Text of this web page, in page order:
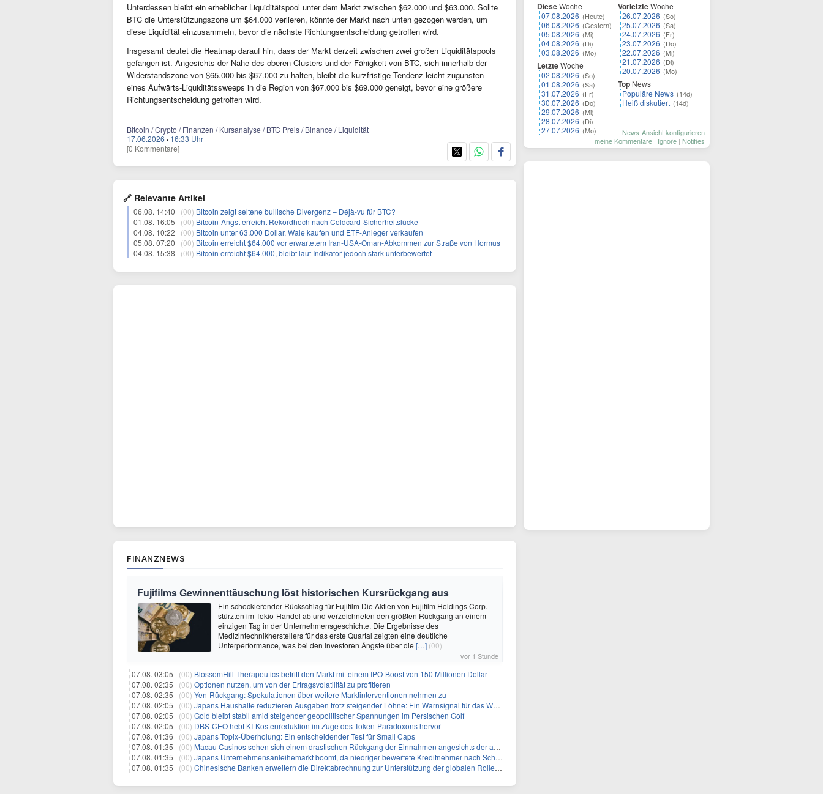
Unterdessen bleibt ein erheblicher Liquiditätspool unter dem Markt zwischen $62.000 und $63.000. Sollte
BTC die Unterstützungszone um $64.000 verlieren, könnte der Markt nach unten gezogen werden, um
diese Liquidität einzusammeln, bevor die nächste Richtungsentscheidung getroffen wird.
Insgesamt deutet die Heatmap darauf hin, dass der Markt derzeit zwischen zwei großen Liquiditätspools
gefangen ist. Angesichts der Nähe des oberen Clusters und der Fähigkeit von BTC, sich innerhalb der
Widerstandszone von $65.000 bis $67.000 zu halten, bleibt die kurzfristige Tendenz leicht zugunsten
eines Aufwärts-Liquiditätssweeps in die Region von $67.000 bis $69.000 geneigt, bevor eine größere
Richtungsentscheidung getroffen wird.
Bitcoin / Crypto / Finanzen / Kursanalyse / BTC Preis / Binance / Liquidität
17.06.2026 · 16:33 Uhr
[0 Kommentare]
🔗 Relevante Artikel
06.08. 14:40 | (00) Bitcoin zeigt seltene bullische Divergenz – Déjà-vu für BTC?
01.08. 16:05 | (00) Bitcoin-Angst erreicht Rekordhoch nach Coldcard-Sicherheitslücke
04.08. 10:22 | (00) Bitcoin unter 63.000 Dollar, Wale kaufen und ETF-Anleger verkaufen
05.08. 07:20 | (00) Bitcoin erreicht $64.000 vor erwartetem Iran-USA-Oman-Abkommen zur Straße von Hormus
04.08. 15:38 | (00) Bitcoin erreicht $64.000, bleibt laut Indikator jedoch stark unterbewertet
FINANZNEWS
Fujifilms Gewinnenttäuschung löst historischen Kursrückgang aus
Ein schockierender Rückschlag für Fujifilm Die Aktien von Fujifilm Holdings Corp.
stürzten im Tokio-Handel ab und verzeichneten den größten Rückgang an einem
einzigen Tag in der Unternehmensgeschichte. Die Ergebnisse des
Medizintechnikherstellers für das erste Quartal zeigten eine deutliche
Unterperformance, was bei den Investoren Ängste über die […] (00)
vor 1 Stunde
07.08. 03:05 | (00) BlossomHill Therapeutics betritt den Markt mit einem IPO-Boost von 150 Millionen Dollar
07.08. 02:35 | (00) Optionen nutzen, um von der Ertragsvolatilität zu profitieren
07.08. 02:35 | (00) Yen-Rückgang: Spekulationen über weitere Marktinterventionen nehmen zu
07.08. 02:05 | (00) Japans Haushalte reduzieren Ausgaben trotz steigender Löhne: Ein Warnsignal für das Wachstum
07.08. 02:05 | (00) Gold bleibt stabil amid steigender geopolitischer Spannungen im Persischen Golf
07.08. 02:05 | (00) DBS-CEO hebt KI-Kostenreduktion im Zuge des Token-Paradoxons hervor
07.08. 01:36 | (00) Japans Topix-Überholung: Ein entscheidender Test für Small Caps
07.08. 01:35 | (00) Macau Casinos sehen sich einem drastischen Rückgang der Einnahmen angesichts der anhaltenden China-Razzia gegenüber
07.08. 01:35 | (00) Japans Unternehmensanleihemarkt boomt, da niedriger bewertete Kreditnehmer nach Schutz durch Covenants suchen
07.08. 01:35 | (00) Chinesische Banken erweitern die Direktabrechnung zur Unterstützung der globalen Rolle des Yuan
DieseWoche
07.08.2026 (Heute)
06.08.2026 (Gestern)
05.08.2026 (Mi)
04.08.2026 (Di)
03.08.2026 (Mo)
LetzteWoche
02.08.2026 (So)
01.08.2026 (Sa)
31.07.2026 (Fr)
30.07.2026 (Do)
29.07.2026 (Mi)
28.07.2026 (Di)
27.07.2026 (Mo)
VorletzteWoche
26.07.2026 (So)
25.07.2026 (Sa)
24.07.2026 (Fr)
23.07.2026 (Do)
22.07.2026 (Mi)
21.07.2026 (Di)
20.07.2026 (Mo)
Top News
Populäre News (14d)
Heiß diskutiert (14d)
News-Ansicht konfigurieren
meine Kommentare | Ignore | Notifies